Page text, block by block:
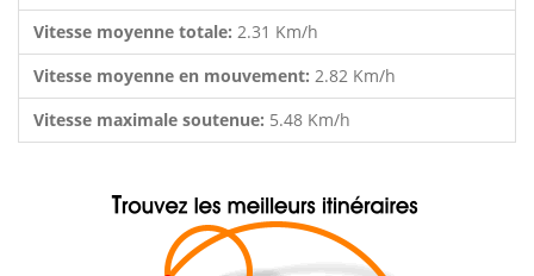
Vitesse moyenne totale: 2.31 Km/h
Vitesse moyenne en mouvement: 2.82 Km/h
Vitesse maximale soutenue: 5.48 Km/h